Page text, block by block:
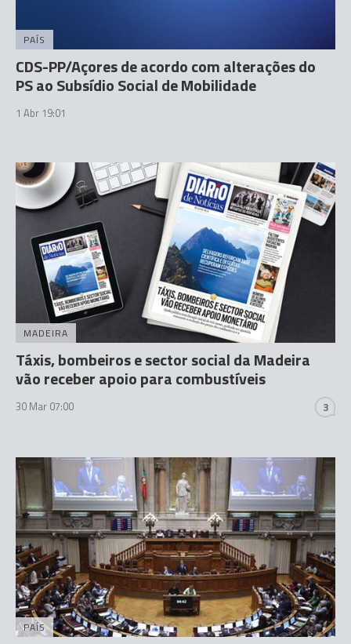
PAÍS
CDS-PP/Açores de acordo com alterações do
PS ao Subsídio Social de Mobilidade
1 Abr 19:01
MADEIRA
Táxis, bombeiros e sector social da Madeira
vão receber apoio para combustíveis
30 Mar 07:00 3
PAÍS